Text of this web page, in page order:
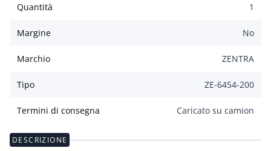
Quantità 1
Margine No
Marchio ZENTRA
Tipo ZE-6454-200
Termini di consegna Caricato su camion
DESCRIZIONE